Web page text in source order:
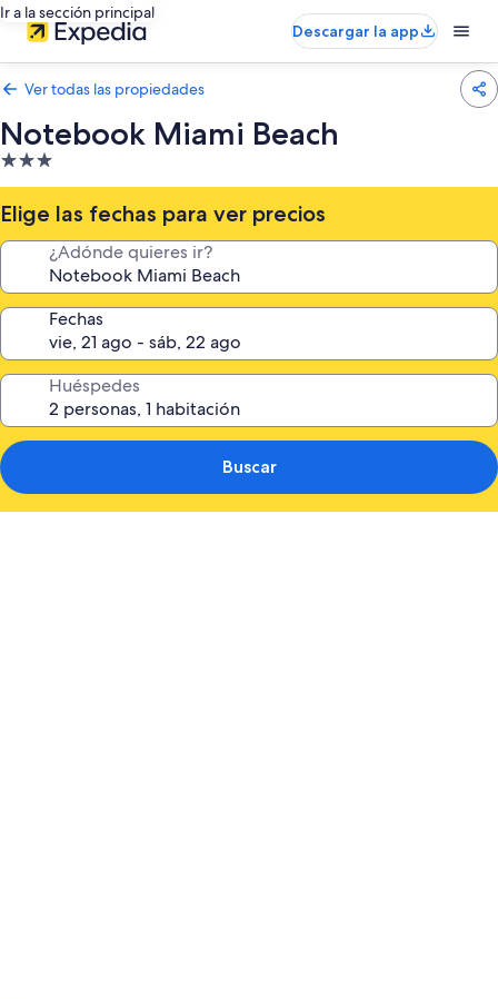
Ir a la sección principal
Descargar la app
Ver todas las propiedades
Notebook Miami Beach
Propiedad
de
3.0
estrellas
Elige las fechas para ver precios
¿Adónde quieres ir?
Fechas
Huéspedes
Buscar